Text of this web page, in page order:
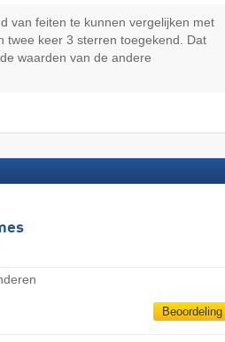
van feiten te kunnen vergelijken met
twee keer 3 sterren toegekend. Dat
waarden van de andere
Beoordeling